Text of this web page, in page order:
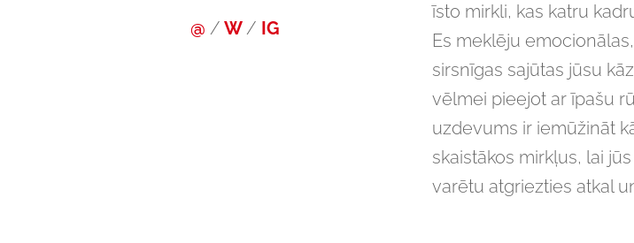
@ / W / IG
īsto mirkli, kas katru
Es meklēju
sirsnīgas sajūtas jūsu
vēlmei pieejot ar īpašu
uzdevums ir iemūžināt
skaistākos mirkļus, lai
varētu atgriezties atkal